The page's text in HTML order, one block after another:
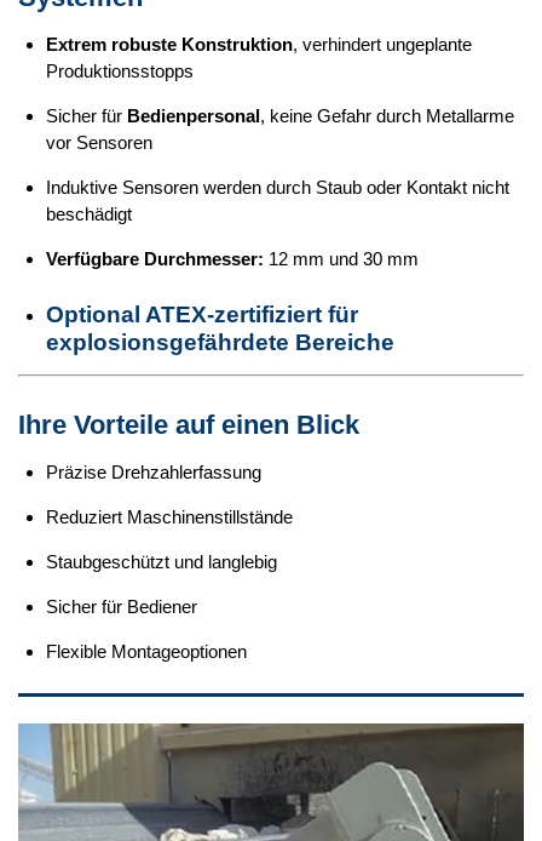
Extrem robuste Konstruktion, verhindert ungeplante
Produktionsstopps
Sicher für Bedienpersonal, keine Gefahr durch Metallarme
vor Sensoren
Induktive Sensoren werden durch Staub oder Kontakt nicht
beschädigt
Verfügbare Durchmesser: 12 mm und 30 mm
Optional ATEX-zertifiziertfür
explosionsgefährdete Bereiche
Ihre Vorteile auf einen Blick
Präzise Drehzahlerfassung
Reduziert Maschinenstillstände
Staubgeschützt und langlebig
Sicher für Bediener
Flexible Montageoptionen